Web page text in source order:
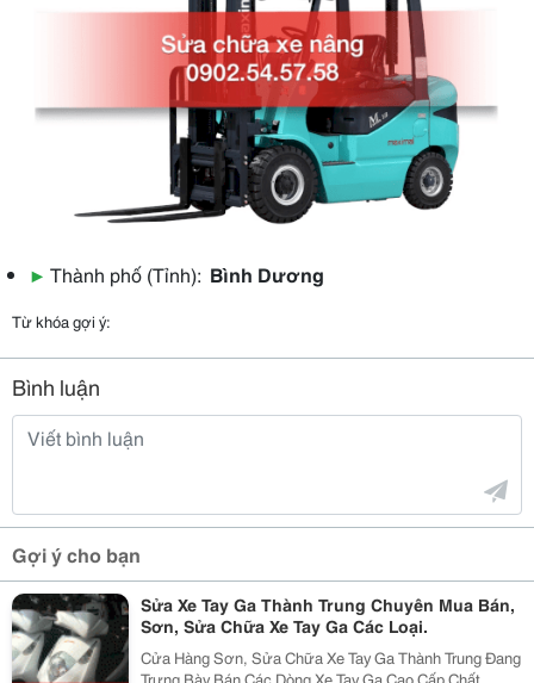
▶ Thành phố (Tỉnh): Bình Dương
Từ khóa gợi ý:
Bình luận
Gợi ý cho bạn
Sửa Xe Tay Ga Thành Trung Chuyên Mua Bán,
Sơn, Sửa Chữa Xe Tay Ga Các Loại.
Cửa Hàng Sơn, Sửa Chữa Xe Tay Ga Thành Trung Đang
Trưng Bày Bán Các Dòng Xe Tay Ga Cao Cấp Chất